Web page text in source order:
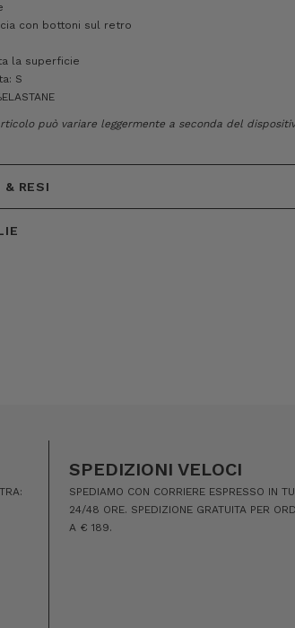
con bottoni sul retro
la superficie
S
può variare leggermente a seconda del
& RESI
SPEDIZIONI VELOCI
SPEDIAMO CON CORRIERE ESPRESSO IN
24/48 ORE. SPEDIZIONE GRATUITA PER
A € 189.